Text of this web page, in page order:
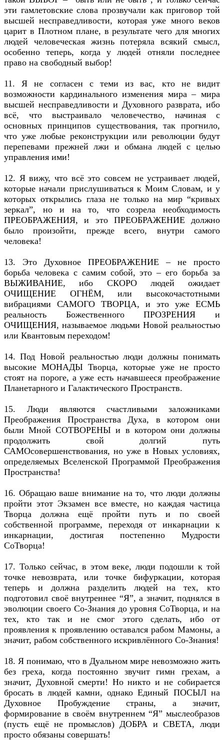
эти гамлетовские слова прозвучали как приговор той
высшей несправедливости, которая уже много веков
царит в Плотном плане, в результате чего для многих
людей человеческая жизнь потеряла всякий смысл,
особенно теперь, когда у людей отняли последнее
право на свободный выбор!
11. Я не согласен с теми из вас, кто не видит
возможности кардинального изменения мира – мира
высшей несправедливости и Духовного разврата, ибо
всё, что выстраивало человечество, начиная с
основных принципов существования, так прогнило,
что уже любые реконструкции или революции будут
перепевами прежней лжи и обмана людей с целью
управления ими!
12. Я вижу, что всё это совсем не устраивает людей,
которые начали прислушиваться к Моим Словам, и у
которых открылись глаза не только на мир “кривых
зеркал”, но и на то, что созрела необходимость
ПРЕОБРАЖЕНИЯ, и это ПРЕОБРАЖЕНИЕ должно
было произойти, прежде всего, внутри самого
человека!
13. Это Духовное ПРЕОБРАЖЕНИЕ – не просто
борьба человека с самим собой, это – его борьба за
ВЫЖИВАНИЕ, ибо СКОРО людей ожидает
ОЧИЩЕНИЕ ОГНЁМ, или высокочастотными
вибрациями САМОГО ТВОРЦА, и это уже ЕСМЬ
реальность Божественного ПРОЗРЕНИЯ и
ОЧИЩЕНИЯ, называемое людьми Новой реальностью
или Квантовым переходом!
14. Под Новой реальностью люди должны понимать
высокие МОНАДЫ Творца, которые уже не просто
стоят на пороге, а уже есть начавшееся преображение
Планетарного и Галактического Пространств.
15. Люди являются счастливыми заложниками
Преображения Пространства Духа, в котором они
были Мной СОТВОРЕНЫ и в котором они должны
продолжить свой долгий путь
САМОсовершенствования, но уже в Новых условиях,
определяемых Вселенской Программой Преображения
Пространства!
16. Обращаю ваше внимание на то, что люди должны
пройти этот Экзамен все вместе, но каждая частица
Творца должна ещё пройти путь и по своей
собственной программе, переходя от инкарнации к
инкарнации, достигая постепенно Мудрости
СоТворца!
17. Только сейчас, в этом веке, люди подошли к той
точке невозврата, или точке бифуркации, которая
теперь и должна разделить людей на тех, кто
подготовил своё внутреннее “Я”, а значит, поднялся в
эволюции своего Со-Знания до уровня СоТворца, и на
тех, кто так и не смог этого сделать, ибо от
проявления к проявлению оставался рабом Мамоны, а
значит, рабом собственного искривлённого Со-Знания!
18. Я понимаю, что в Дуальном мире невозможно жить
без греха, когда постоянно звучит гимн грехам, а
значит, Духовной смерти! Но никто и не собирается
бросать в людей камни, однако Единый ПОСЫЛ на
Духовное Пробуждение страны, а значит,
формирование в своём внутреннем “Я” мыслеобразов
(пусть ещё не промыслов) ДОБРА и СВЕТА, люди
просто обязаны совершать!